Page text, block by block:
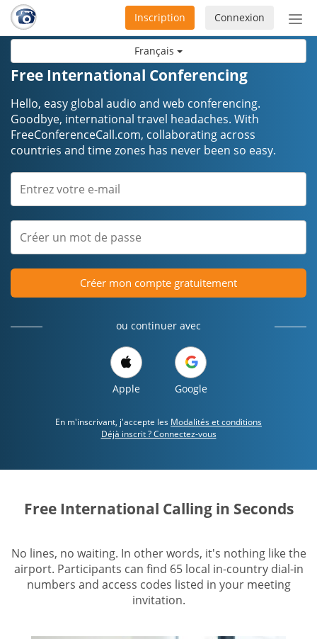
Français
ou
Connexion
Inscription
Free International Conferencing
Hello, easy global audio and web conferencing.
Goodbye, international travel headaches. ​​​​​​​With
FreeConferenceCall.com, collaborating across
countries and time zones has never been so easy.
Créer mon compte gratuitement
ou continuer avec
Apple Google
En m'inscrivant, j'accepte les Modalités et conditions
Déjà inscrit ? Connectez-vous
Free International Calling in Seconds
No lines, no waiting. In other words, it's nothing like the
airport. Participants can find 65 local in-country dial-in
numbers and access codes listed in your meeting
invitation.